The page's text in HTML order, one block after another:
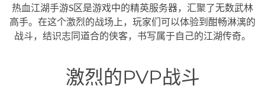
热血江湖手游S区是游戏中的精英服务器，汇聚了无数武林
高手。在这个激烈的战场上，玩家们可以体验到酣畅淋漓的
战斗，结识志同道合的侠客，书写属于自己的江湖传奇。
激烈的PVP战斗